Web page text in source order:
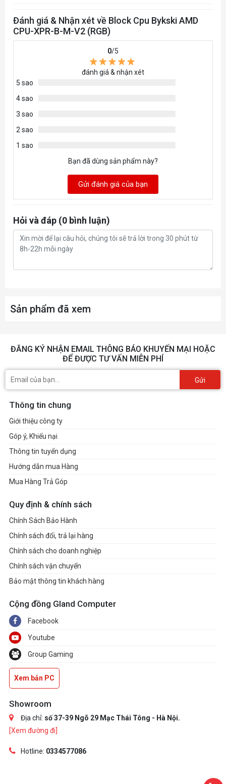
Đánh giá & Nhận xét về Block Cpu Bykski AMD
CPU-XPR-B-M-V2 (RGB)
0/5
đánh giá & nhận xét
5 sao
4 sao
3 sao
2 sao
1 sao
Bạn đã dùng sản phẩm này?
Gửi đánh giá của bạn
Hỏi và đáp (0 bình luận)
Sản phẩm đã xem
ĐĂNG KÝ NHẬN EMAIL THÔNG BÁO KHUYẾN MẠI HOẶC
ĐỂ ĐƯỢC TƯ VẤN MIỄN PHÍ
Gửi
Thông tin chung
Giới thiệu công ty
Góp ý, Khiếu nại
Thông tin tuyển dụng
Hướng dẫn mua Hàng
Mua Hàng Trả Góp
Quy định & chính sách
Chính Sách Bảo Hành
Chính sách đổi, trả lại hàng
Chính sách cho doanh nghiệp
Chính sách vận chuyển
Bảo mật thông tin khách hàng
Cộng đồng Gland Computer
Facebook
Youtube
Group Gaming
Xem bản PC
Showroom
Địa chỉ: số 37-39 Ngõ 29 Mạc Thái Tông - Hà Nội.
[Xem đường đi]
Hotline: 0334577086